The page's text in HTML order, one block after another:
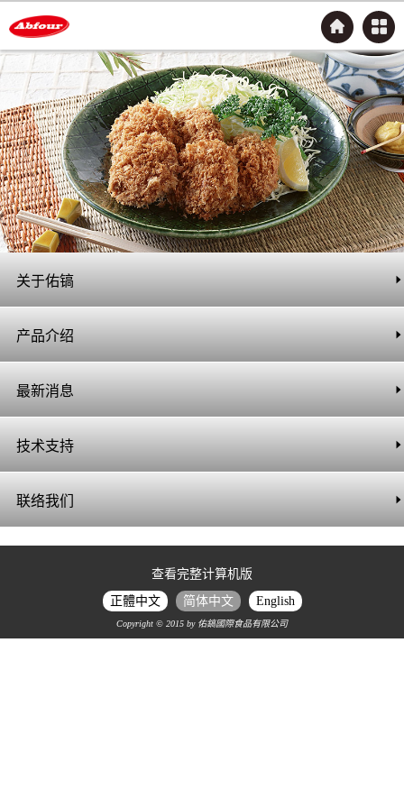
关于佑镐
公司介绍
产品介绍
炸粉&腌渍粉
- 炸粉
- 腌渍粉
色拉&酱料
最新消息
最新消息
技术支持
相关问题
联络我们
查看完整计算机版
正體中文
简体中文 English
Copyright © 2015 by 佑鎬國際食品有限公司